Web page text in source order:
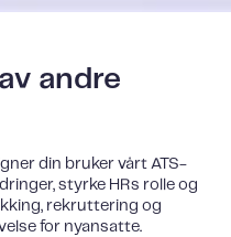
andre
din bruker vårt ATS-
styrke HRs rolle og
rekruttering og
for nyansatte.